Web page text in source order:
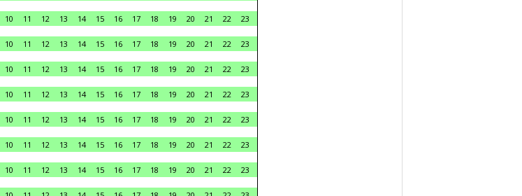
10 11 12 13 14 15 16 17 18 19 20 21 22
23
10 11 12 13 14 15 16 17 18 19 20 21 22
23
10 11 12 13 14 15 16 17 18 19 20 21 22
23
10 11 12 13 14 15 16 17 18 19 20 21 22
23
10 11 12 13 14 15 16 17 18 19 20 21 22
23
10 11 12 13 14 15 16 17 18 19 20 21 22
23
10 11 12 13 14 15 16 17 18 19 20 21 22
23